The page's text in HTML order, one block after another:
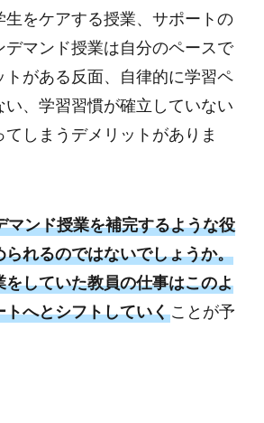
生をケアする授業、サポートの
デマンド授業は自分のペースで
トがある反面、自律的に学習ペ
い、学習習慣が確立していない
しまうデメリットがありま
マンド授業を補完するような役
られるのではないでしょうか。
をしていた教員の仕事はこのよ
トへとシフトしていくことが予